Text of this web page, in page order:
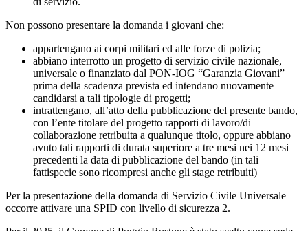
Non possono presentare la domanda i giovani che:
appartengano ai corpi militari ed alle forze di polizia;
abbiano interrotto un progetto di servizio civile nazionale,
universale o finanziato dal PON-IOG “Garanzia Giovani”
prima della scadenza prevista ed intendano nuovamente
candidarsi a tali tipologie di progetti;
intrattengano, all’atto della pubblicazione del presente bando,
con l’ente titolare del progetto rapporti di lavoro/di
collaborazione retribuita a qualunque titolo, oppure abbiano
avuto tali rapporti di durata superiore a tre mesi nei 12 mesi
precedenti la data di pubblicazione del bando (in tali
fattispecie sono ricompresi anche gli stage retribuiti)
Per la presentazione della domanda di Servizio Civile Universale
occorre attivare una SPID con livello di sicurezza 2.